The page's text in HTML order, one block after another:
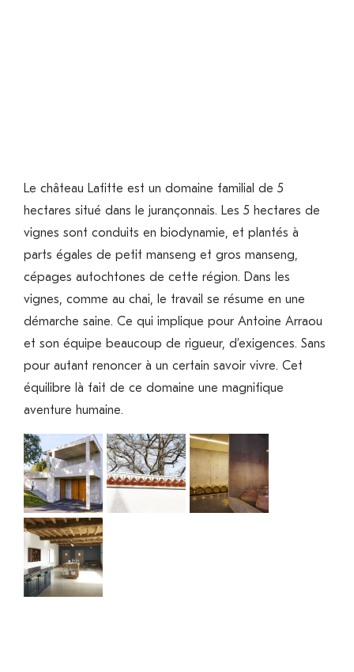
Le château Lafitte est un domaine familial de 5
hectares situé dans le jurançonnais. Les 5 hectares de
vignes sont conduits en biodynamie, et plantés à
parts égales de petit manseng et gros manseng,
cépages autochtones de cette région. Dans les
vignes, comme au chai, le travail se résume en une
démarche saine. Ce qui implique pour Antoine Arraou
et son équipe beaucoup de rigueur, d’exigences. Sans
pour autant renoncer à un certain savoir vivre. Cet
équilibre là fait de ce domaine une magnifique
aventure humaine.